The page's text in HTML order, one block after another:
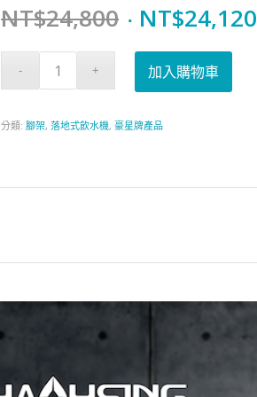
NT$24,800 Original
price
was:
NT$24,800.
NT$24,120
加入購物車
分類:腳架,落地式飲水機,豪星牌產品